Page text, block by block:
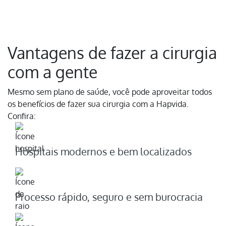
Vantagens de fazer a cirurgia
com a gente
Mesmo sem plano de saúde, você pode aproveitar todos
os benefícios de fazer sua cirurgia com a Hapvida.
Confira:
Hospitais modernos e bem localizados
Processo rápido, seguro e sem burocracia